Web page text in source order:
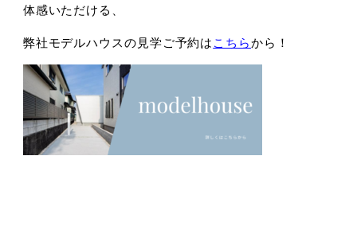
体感いただける、
弊社モデルハウスの見学ご予約はこちらから！